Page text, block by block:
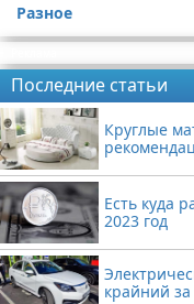
Разное
Последние статьи
Круглые
Есть куда
2023 год
крайний